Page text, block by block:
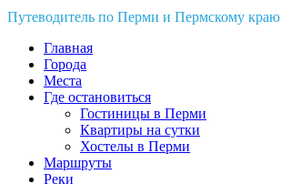
Путеводитель по Перми и Пермскому краю
Главная
Города
Места
Где остановиться
Гостиницы в Перми
Квартиры на сутки
Хостелы в Перми
Маршруты
Реки